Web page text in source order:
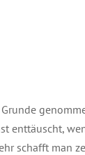
schafft man